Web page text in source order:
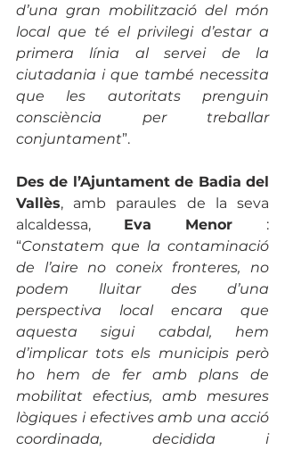
d’una gran mobilització del món
local que té el privilegi d’estar a
primera línia al servei de la
ciutadania i que també necessita
que les autoritats prenguin
consciència per treballar
conjuntament”.
Des de l’Ajuntament de Badia del
Vallès, amb paraules de la seva
alcaldessa, Eva Menor :
“Constatem que la contaminació
de l’aire no coneix fronteres, no
podem lluitar des d’una
perspectiva local encara que
aquesta sigui cabdal, hem
d’implicar tots els municipis però
ho hem de fer amb plans de
mobilitat efectius, amb mesures
lògiques i efectives amb una acció
coordinada, decidida i